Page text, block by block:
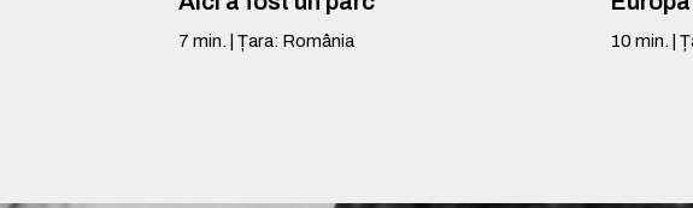
7 min. Țara: România 10 min.